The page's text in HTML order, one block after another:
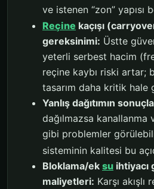
ve istenen “zon” yapısı
Reçine kaçışı
gereksinimi: Üstte
yeterli serbest hacim
reçine kaybı riski artar;
tasarım daha kritik hale
Yanlış dağıtımın
dağılmazsa kanallanma
gibi problemler
sisteminin kalitesi bu
Bloklama/ek su ihtiyacı
maliyetleri: Karşı akışlı